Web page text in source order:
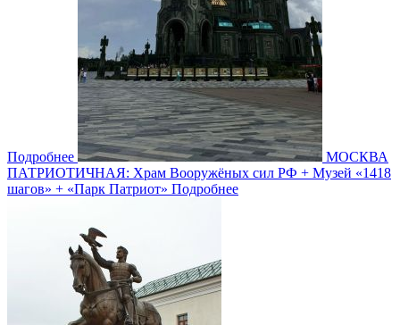
Подробнее
МОСКВА
ПАТРИОТИЧНАЯ: Храм Вооружёных сил РФ + Музей «1418
шагов» + «Парк Патриот» Подробнее